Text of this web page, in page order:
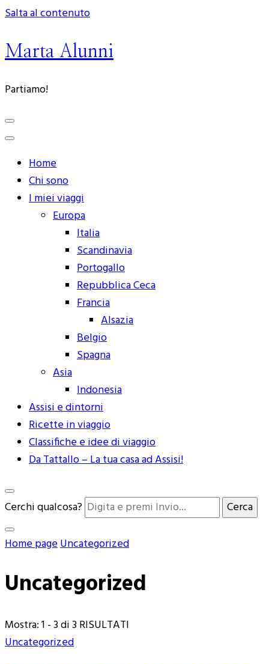
Salta al contenuto
Marta Alunni
Partiamo!
Home
Chi sono
I miei viaggi
Europa
Italia
Scandinavia
Portogallo
Repubblica Ceca
Francia
Alsazia
Belgio
Spagna
Asia
Indonesia
Assisi e dintorni
Ricette in viaggio
Classifiche e idee di viaggio
Da Tattallo – La tua casa ad Assisi!
Cerchi qualcosa?
Home pageUncategorized
Uncategorized
Mostra: 1 - 3 di 3 RISULTATI
Uncategorized